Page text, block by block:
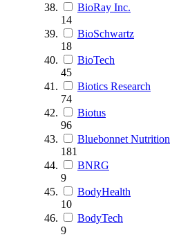
BioRay Inc.
14
BioSchwartz
18
BioTech
45
Biotics Research
74
Biotus
96
Bluebonnet Nutrition
181
BNRG
9
BodyHealth
10
BodyTech
9